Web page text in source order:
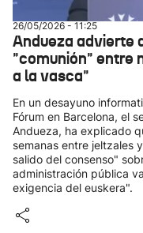
26/05/2026 - 11:25
Andueza advierte
"comunión" entre
a la vasca"
En un desayuno
Fórum en Barcelona, el
Andueza, ha explicado
semanas entre jeltzales
salido del consenso"
administración pública
exigencia del euskera".